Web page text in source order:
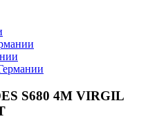
S680 4M VIRGIL